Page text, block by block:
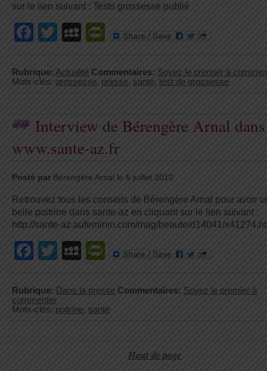
sur le lien suivant : Tests grossesse publié
Facebook
TwitterMySpace
PrintFriendly
Rubrique: Actualité Commentaires: Soyez le premier à
Mots-clés: grossesse, presse, santé, test de grossesse
Interview de Bérengère Arnal dans
www.sante-az.fr
Posté par Bérengère Arnal le 6 juillet 2010
Retrouvez tous les conseils de Bérengère Arnal pour avoir
belle poitrine dans sante-az en cliquant sur le lien suivant :
http://sante-az.aufeminin.com/mag/beaute/d14041/
Facebook
TwitterMySpace
PrintFriendly
Rubrique: Dans la presse Commentaires: Soyez le premier à
commenter
Mots-clés: poitrine, santé
Haut de page